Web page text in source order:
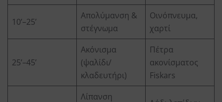
10’–25’
Απολύμανση &
στέγνωμα
Οινόπνευμα,
χαρτί
25’–45’
Ακόνισμα
(ψαλίδι/
κλαδευτήρι)
Πέτρα
ακονίσματος
Fiskars
Λίπανση